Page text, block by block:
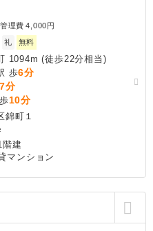
管理費 4,000円
礼 無料
1094m (徒歩22分相当)
歩6分
7分
10分
錦町１
建
マンション